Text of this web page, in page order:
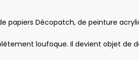
papiers Décopatch, de peinture
loufoque. Il devient objet